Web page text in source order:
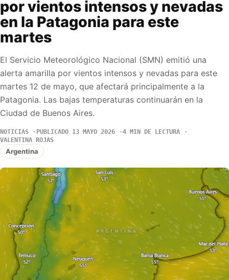
por vientos intensos y nevadas
en la Patagonia para este
martes
El Servicio Meteorológico Nacional (SMN) emitió una
alerta amarilla por vientos intensos y nevadas para este
martes 12 de mayo, que afectará principalmente a la
Patagonia. Las bajas temperaturas continuarán en la
Ciudad de Buenos Aires.
NOTICIAS PUBLICADO 13 MAYO 2026
4 MIN DE LECTURA
VALENTINA ROJAS
Argentina